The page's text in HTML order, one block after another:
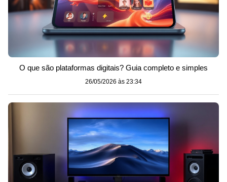
O que são plataformas digitais? Guia completo e simples
26/05/2026 às 23:34